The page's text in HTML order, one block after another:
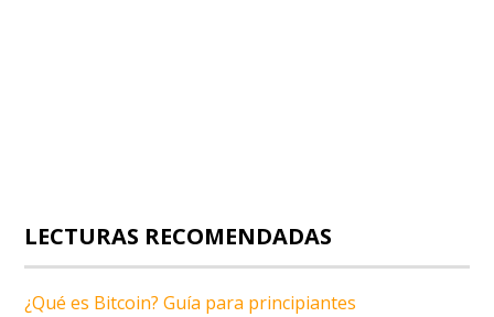
LECTURAS RECOMENDADAS
¿Qué es Bitcoin? Guía para principiantes